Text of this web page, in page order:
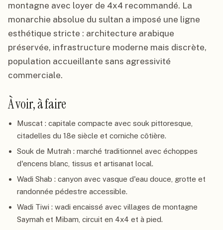
montagne avec loyer de 4x4 recommandé. La
monarchie absolue du sultan a imposé une ligne
esthétique stricte : architecture arabique
préservée, infrastructure moderne mais discrète,
population accueillante sans agressivité
commerciale.
À voir, à faire
Muscat : capitale compacte avec souk pittoresque,
citadelles du 18e siècle et corniche côtière.
Souk de Mutrah : marché traditionnel avec échoppes
d'encens blanc, tissus et artisanat local.
Wadi Shab : canyon avec vasque d'eau douce, grotte et
randonnée pédestre accessible.
Wadi Tiwi : wadi encaissé avec villages de montagne
Saymah et Mibam, circuit en 4x4 et à pied.